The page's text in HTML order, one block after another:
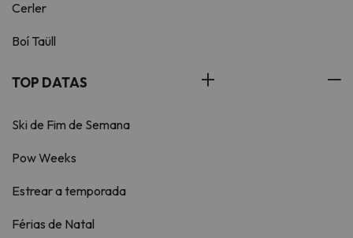
Cerler
Boí Taüll
TOP DATAS
Ski de Fim de Semana
Pow Weeks
Estrear a temporada
Férias de Natal